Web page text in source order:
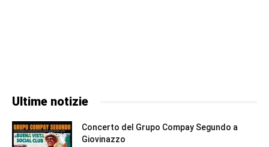
Ultime notizie
Concerto del Grupo Compay Segundo a
Giovinazzo